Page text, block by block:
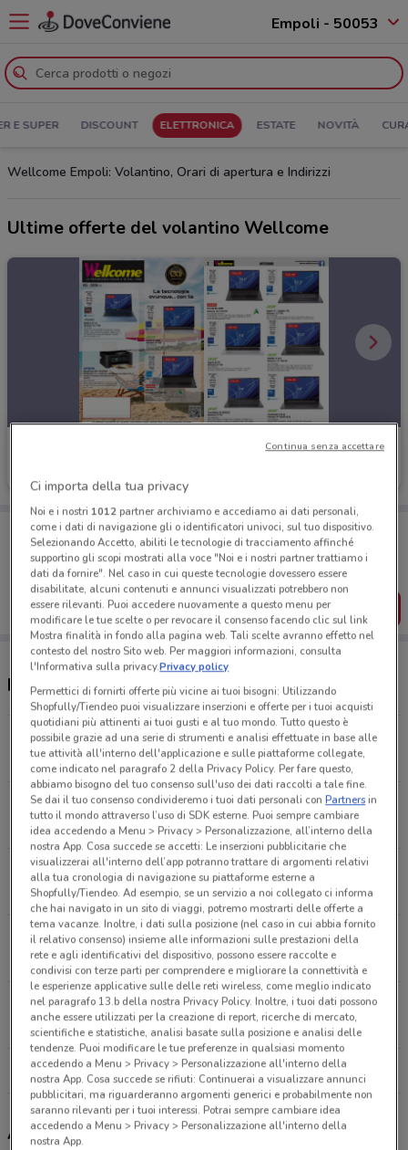
Empoli - 50053
E SUPER DISCOUNT ELETTRONICA ESTATE NOVITÀ
Wellcome Empoli: Volantino, Orari di apertura e Indirizzi
Ultime offerte del volantino Wellcome
Porta DoveConviene sempre con te!
Puoi trovare le migliori offerte dei negozi vicino a te,
salvarle e creare la tua lista del risparmio, comodamente
dal tuo cellulare.
SCARICA L’APP
Negozi Wellcome a Empoli
Via Martiri Del Padule, 44 Lamporecchio
11.3 km
APERTO
Via S. Allende, 37 Santa Croce Sull'arno
13.1 km
APERTO
Via Vittorio Veneto, 32B Campi Bisenzio
19.5 km
CHIUSO
Via Del Salsero, 129 Montecatini Terme
22.2 km
APERTO
Via Dora Baltea, 26 Prato
22.2 km
CHIUSO
Tutti i negozi Wellcome
Altri volantini nelle vicinanze
Ci importa della tua privacy
Noi e i nostri 1012partner archiviamo e accediamo ai dati personali,
come i dati di navigazione gli o identificatori univoci, sul tuo dispositivo.
Selezionando Accetto, abiliti le tecnologie di tracciamento affinché
supportino gli scopi mostrati alla voce "Noi e i nostri partner trattiamo i
dati da fornire". Nel caso in cui queste tecnologie dovessero essere
disabilitate, alcuni contenuti e annunci visualizzati potrebbero non
essere rilevanti. Puoi accedere nuovamente a questo menu per
modificare le tue scelte o per revocare il consenso facendo clic sul link
Mostra finalità in fondo alla pagina web. Tali scelte avranno effetto nel
contesto del nostro Sito web. Per maggiori informazioni, consulta
l'Informativa sulla privacy.Privacy policy
Permettici di fornirti offerte più vicine ai tuoi bisogni: Utilizzando
Shopfully/Tiendeo puoi visualizzare inserzioni e offerte per i tuoi acquisti
quotidiani più attinenti ai tuoi gusti e al tuo mondo. Tutto questo è
possibile grazie ad una serie di strumenti e analisi effettuate in base alle
tue attività all'interno dell'applicazione e sulle piattaforme collegate,
come indicato nel paragrafo 2 della Privacy Policy. Per fare questo,
abbiamo bisogno del tuo consenso sull'uso dei dati raccolti a tale fine.
Se dai il tuo consenso condivideremo i tuoi dati personali conPartnersin
tutto il mondo attraverso l’uso di SDK esterne. Puoi sempre cambiare
idea accedendo a Menu > Privacy > Personalizzazione, all’interno della
nostra App. Cosa succede se accetti: Le inserzioni pubblicitarie che
visualizzerai all'interno dell’app potranno trattare di argomenti relativi
alla tua cronologia di navigazione su piattaforme esterne a
Shopfully/Tiendeo. Ad esempio, se un servizio a noi collegato ci informa
che hai navigato in un sito di viaggi, potremo mostrarti delle offerte a
tema vacanze. Inoltre, i dati sulla posizione (nel caso in cui abbia fornito
il relativo consenso) insieme alle informazioni sulle prestazioni della
rete e agli identificativi del dispositivo, possono essere raccolte e
condivisi con terze parti per comprendere e migliorare la connettività e
le esperienze applicative sulle delle reti wireless, come meglio indicato
nel paragrafo 13.b della nostra Privacy Policy. Inoltre, i tuoi dati possono
anche essere utilizzati per la creazione di report, ricerche di mercato,
scientifiche e statistiche, analisi basate sulla posizione e analisi delle
tendenze. Puoi modificare le tue preferenze in qualsiasi momento
accedendo a Menu > Privacy > Personalizzazione all'interno della
nostra App. Cosa succede se rifiuti: Continuerai a visualizzare annunci
pubblicitari, ma riguarderanno argomenti generici e probabilmente non
saranno rilevanti per i tuoi interessi. Potrai sempre cambiare idea
accedendo a Menu > Privacy > Personalizzazione all'interno della
nostra App.
Continua senza accettare